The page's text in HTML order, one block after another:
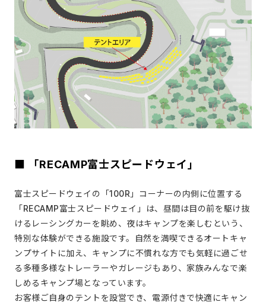
■ 「RECAMP富士スピードウェイ」
富⼠スピードウェイの「100R」コーナーの内側に位置する
「RECAMP富士スピードウェイ」は、昼間は目の前を駆け抜
けるレーシングカーを眺め、夜はキャンプを楽しむという、
特別な体験ができる施設です。自然を満喫できるオートキャ
ンプサイトに加え、キャンプに不慣れな方でも気軽に過ごせ
る多種多様なトレーラーやガレージもあり、家族みんなで楽
しめるキャンプ場となっています。
お客様ご自身のテントを設営でき、電源付きで快適にキャン